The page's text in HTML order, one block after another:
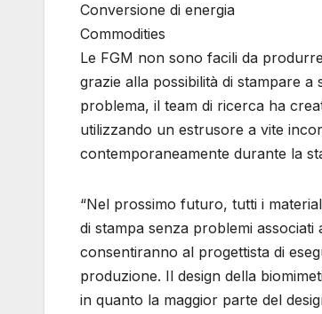
Conversione di energia
Commodities
Le FGM non sono facili da
grazie alla possibilità di stampare
problema, il team di ricerca ha
utilizzando un estrusore a vite
contemporaneamente durante la
“Nel prossimo futuro, tutti i
di stampa senza problemi associati
consentiranno al progettista di
produzione. Il design della
in quanto la maggior parte del